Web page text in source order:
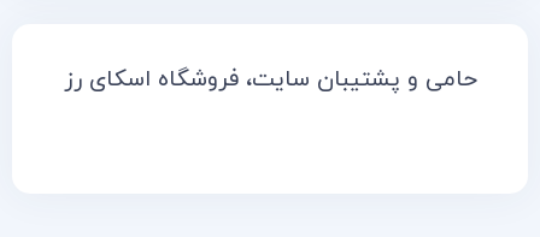
حامی و پشتیبان سایت، فروشگاه اسکای رز